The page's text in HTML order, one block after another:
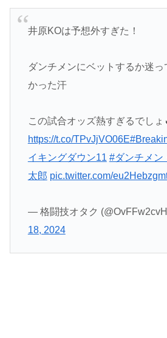
井原KOは予想外すぎた！
ダンチメンにベットするか迷っ
かった汗
この試合オッズ熱すぎるでしょ
https://t.co/TPvJjVO06E
イキングダウン11 #ダンチメン
太郎 pic.twitter.com/
— 格闘技オタク
18, 2024